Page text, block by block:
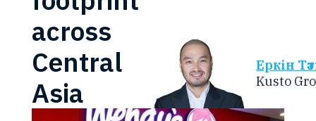
across
Central
Asia
Еркін
Kusto